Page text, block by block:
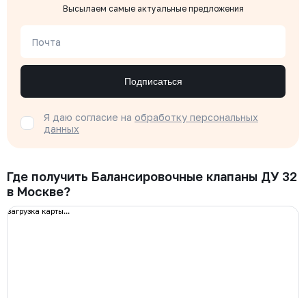
Высылаем самые актуальные предложения
Почта
Подписаться
Я даю согласие на обработку персональных
данных
Где получить Балансировочные клапаны ДУ 32
в Москве?
загрузка карты...